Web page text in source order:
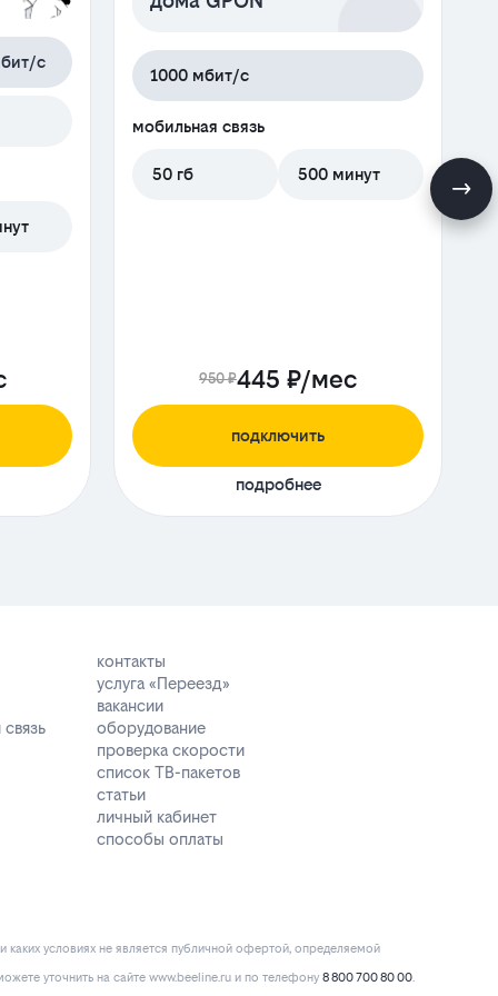
с
1000 мбит/с
мобильная связь
50 гб 500 минут
950 ₽445 ₽/мес
подключить
подробнее
контакты
услуга «Переезд»
вакансии
оборудование
проверка скорости
список ТВ-пакетов
статьи
личный кабинет
способы оплаты
условиях не является публичной офертой, определяемой
уточнить на сайте www.beeline.ru и по телефону 8 800 700 80 00.